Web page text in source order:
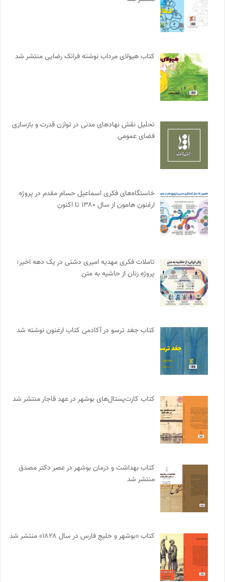
کتاب هیولای مرداب نوشته فرانک رضایی منتشر شد
تحلیل نقش نهادهای مدنی در توازن قدرت و بازسازی
فضای عمومی
خاستگاه‌های فکری اسماعیل حسام مقدم در پروژه
ارغنون هامون از سال ۱۳۸۰ تا اکنون
تاملات فکری مهدیه امیری دشتی در یک دهه اخیر؛
پروژه زنان از حاشیه به متن
کتاب جغد ترسو در آکادمی کتاب ارغنون نوشته شد
کتاب کارت‌پستال‌های بوشهر در عهد قاجار منتشر شد
کتاب بهداشت و درمان بوشهر در عصر دکتر مصدق
منتشر شد
کتاب «بوشهر و خلیج فارس در سال ۱۸۲۸» منتشر شد